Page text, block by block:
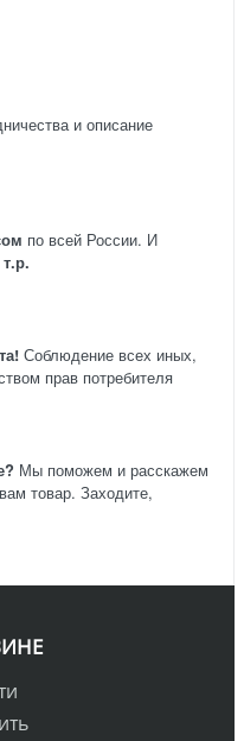
и описание
по всей России. И
Соблюдение всех иных,
прав потребителя
Мы поможем и расскажем
товар. Заходите,